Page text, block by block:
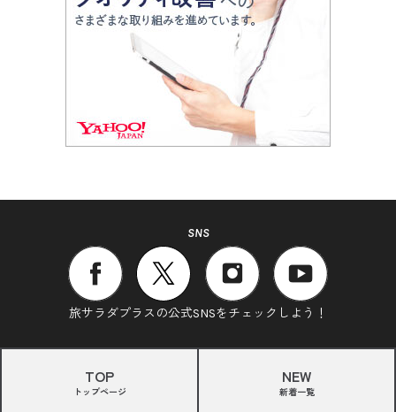
SNS
旅サラダプラスの公式SNSをチェックしよう！
TOP
トップページ
NEW
新着一覧